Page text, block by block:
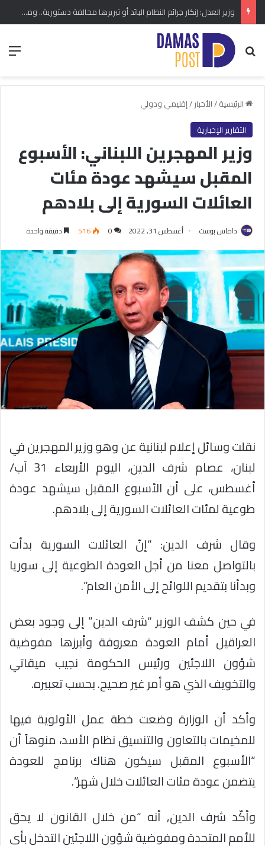
وزير العدل: إنكار جرائم النظام البائد أو تبريرها مخالفة دستورية.. ومشروع قانون خاص إلى مجلس الشعب
بحث عن
الرئيسية/الأخبار/إقليمي ودولي
التقارير الإخبارية
وزير المهجرين اللبناني: الأسبوع
المقبل سيشهد عودة مئات
العائلات السورية إلى بلادهم
داماس بوست أغسطس 31, 2022 0
516 دقيقة واحدة
نقلت وسائل إعلام لبنانية عن وهو وزير المهجرين في
لبنان، عصام شرف الدين، اليوم الأربعاء 31 آب/
أغسطس، على أن الأسبوع المقبل سيشهد عودة
طوعية لمئات العائلات السورية إلى بلادهم.
وقال شرف الدين: “إنّ العائلات السورية بدأت
بالتواصل معنا من أجل العودة الطوعية إلى سوريا
وبدأنا بتقديم اللوائح إلى الأمن العام”.
في حين كشف الوزير “شرف الدين” إلى وجود بعض
العراقيل أمام العودة معروفة وأبرزها مفوضية
شؤون اللاجئين ورئيس الحكومة نجيب ميقاتي
والتخويف الذي هو أمر غير صحيح. بحسب تعبيره.
وأكد أن الوزارة وضعت خطة عمل الأولوية فيها
للمخيمات بالتعاون والتنسيق نظام الأسد، منوهاً أن
“الأسبوع المقبل سيكون هناك برنامج للعودة
يتضمن عودة مئات العائلات خلال شهر”.
وأكّد شرف الدين, أنه “من خلال القانون لا يحق
للأمم المتحدة ومفوضية شؤون اللاجئين التدخل بأي